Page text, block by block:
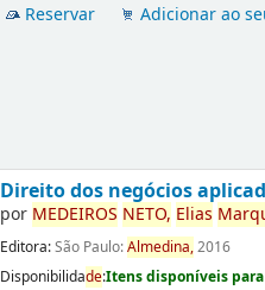
Reservar Adicionar ao
Direito dos negócios
por MEDEIROS NETO, Elias
Editora:São Paulo:Almedina,2016
Disponibilidade:Itens disponíveis